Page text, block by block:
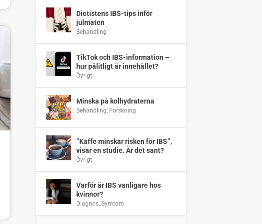
Dietistens IBS-tips inför
julmaten
Behandling
TikTok och IBS-information –
hur pålitligt är innehållet?
Övrigt
Minska på kolhydraterna
Behandling Forskning
”Kaffe minskar risken för IBS”,
visar en studie. Är det sant?
Övrigt
Varför är IBS vanligare hos
kvinnor?
Diagnos ,Symtom